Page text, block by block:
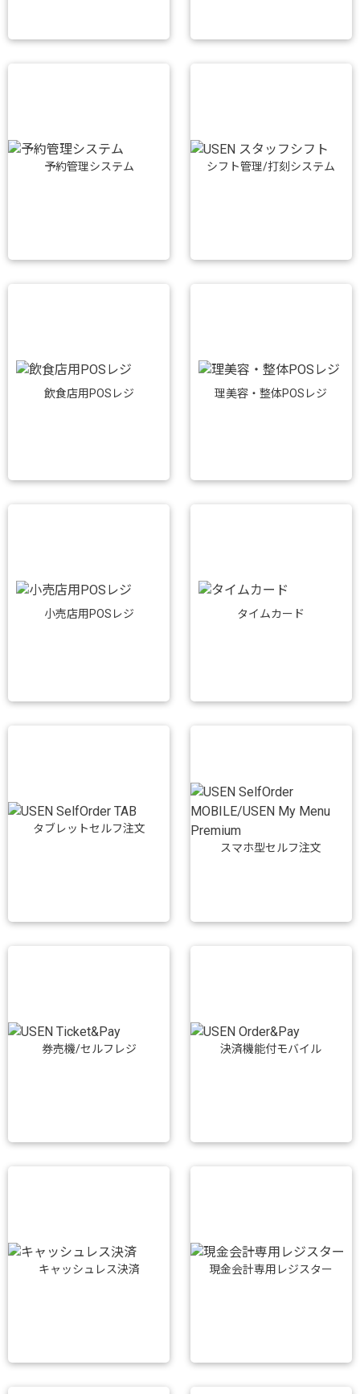
予約管理システム シフト管理/打刻システム
飲食店用POSレジ 理美容・整体POSレジ
小売店用POSレジ タイムカード
タブレットセルフ注文
スマホ型セルフ注文
券売機/セルフレジ 決済機能付モバイル
キャッシュレス決済 現金会計専用レジスター